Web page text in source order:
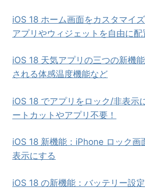
iOS 18 ホーム画面をカスタマイ
アプリやウィジェットを自由に配
iOS 18 天気アプリの三つの新機
される体感温度機能など
iOS 18 でアプリをロック/非表示
ートカットやアプリ不要！
iOS 18 新機能：iPhone ロック画
表示にする
iOS 18 の新機能：バッテリー設